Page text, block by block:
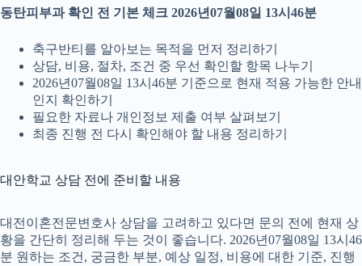
동탄피부과 확인 전 기본 체크 2026년07월08일 13시46분
축구반티를 알아보는 목적을 먼저 정리하기
상담, 비용, 절차, 조건 중 우선 확인할 항목 나누기
2026년07월08일 13시46분 기준으로 현재 적용 가능한 안내
인지 확인하기
필요한 자료나 개인정보 제출 여부 살펴보기
최종 진행 전 다시 확인해야 할 내용 정리하기
대안학교 상담 전에 준비할 내용
대전이혼전문변호사 상담을 고려하고 있다면 문의 전에 현재 상
황을 간단히 정리해 두는 것이 좋습니다. 2026년07월08일 13시46
분 원하는 조건, 궁금한 부분, 예상 일정, 비용에 대한 기준, 진행